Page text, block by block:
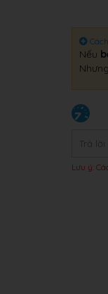
Nếu
Lưu ý: